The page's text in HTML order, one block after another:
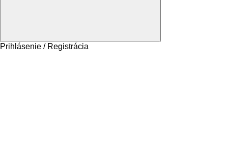
Prihlásenie / Registrácia